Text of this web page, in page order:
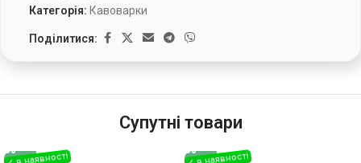
Категорія: Кавоварки
Поділитися:
Супутні товари